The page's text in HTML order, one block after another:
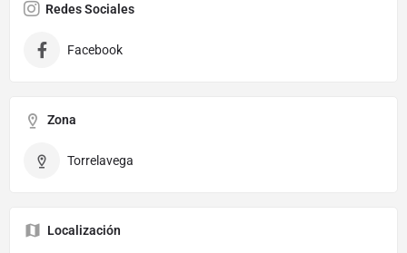
Redes Sociales
Facebook
Zona
Torrelavega
Localización